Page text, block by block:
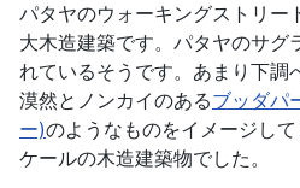
パタヤのウォーキングストリー
大木造建築です。パタヤのサグ
れているそうです。あまり下調
漠然とノンカイのあるブッダパ
ー)のようなものをイメージし
ケールの木造建築物でした。